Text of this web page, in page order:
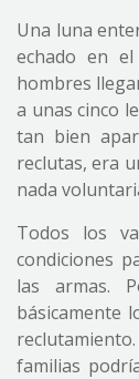
Una luna
echado en
hombres
a unas cinco
tan bien
reclutas, era
nada
Todos los
condiciones
las armas.
básicamente
familias